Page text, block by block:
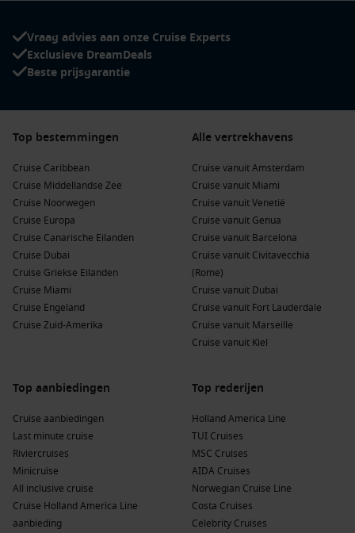
Vraag advies aan onze Cruise Experts
Exclusieve DreamDeals
Beste prijsgarantie
Top bestemmingen
Cruise Caribbean
Cruise Middellandse Zee
Cruise Noorwegen
Cruise Europa
Cruise Canarische Eilanden
Cruise Dubai
Cruise Griekse Eilanden
Cruise Miami
Cruise Engeland
Cruise Zuid-Amerika
Alle vertrekhavens
Cruise vanuit Amsterdam
Cruise vanuit Miami
Cruise vanuit Venetië
Cruise vanuit Genua
Cruise vanuit Barcelona
Cruise vanuit Civitavecchia
(Rome)
Cruise vanuit Dubai
Cruise vanuit Fort Lauderdale
Cruise vanuit Marseille
Cruise vanuit Kiel
Top aanbiedingen
Cruise aanbiedingen
Last minute cruise
Riviercruises
Minicruise
All inclusive cruise
Cruise Holland America Line
aanbieding
Top rederijen
Holland America Line
TUI Cruises
MSC Cruises
AIDA Cruises
Norwegian Cruise Line
Costa Cruises
Celebrity Cruises